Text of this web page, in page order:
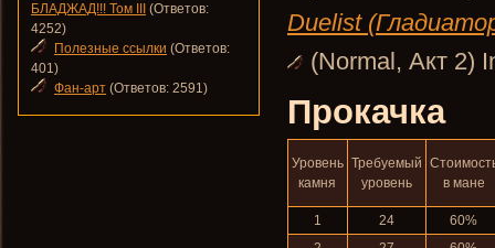
Duelist
(Normal, Акт 2)
Прокачка
Уровень
камня
Требуемый
уровень
в мане
1 24
60%
БЛАДЖАД!!! Том III
(Ответов:
4252)
Полезные ссылки (Ответов:
401)
Фан-арт (Ответов: 2591)